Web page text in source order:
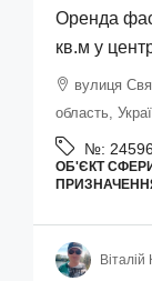
Оренда
кв.м у
вулиця
область,
№: 24596
ОБ'ЄКТ
Віталій